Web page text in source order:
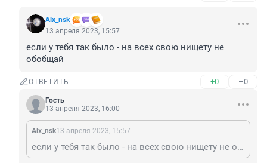
Alx_nsk
13 апреля 2023, 15:57
если у тебя так было - на всех свою нищету не
обобщай
ОТВЕТИТЬ +0 –0
Гость
13 апреля 2023, 16:00
Alx_nsk13 апреля 2023, 15:57
если у тебя так было - на всех свою нищету не обобщай